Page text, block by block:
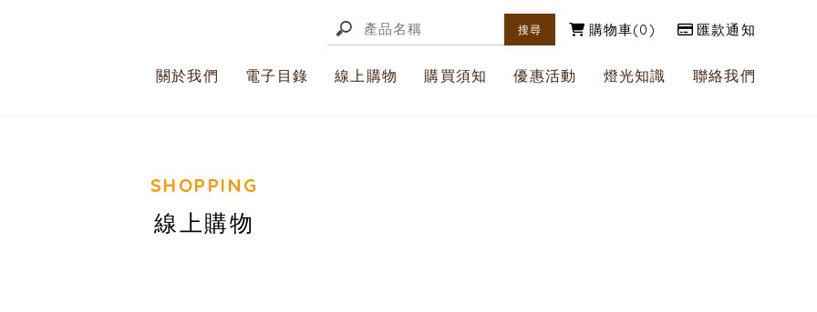
購物車 0 匯款通知
關於我們 電子目錄 線上購物 購買須知 優惠活動 燈光知識 聯絡我們
線上購物